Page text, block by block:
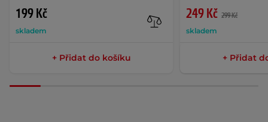
199 Kč
skladem
+ Přidat do košíku
249 Kč 299 Kč
skladem
+ Přidat